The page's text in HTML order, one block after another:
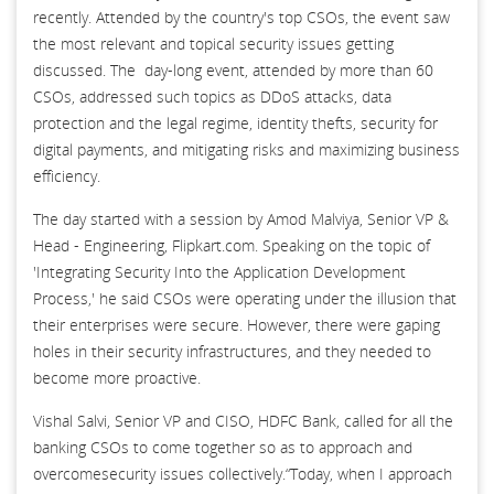
recently. Attended by the country's top CSOs, the event saw
the most relevant and topical security issues getting
discussed. The day-long event, attended by more than 60
CSOs, addressed such topics as DDoS attacks, data
protection and the legal regime, identity thefts, security for
digital payments, and mitigating risks and maximizing business
efficiency.
The day started with a session by Amod Malviya, Senior VP &
Head - Engineering, Flipkart.com. Speaking on the topic of
'Integrating Security Into the Application Development
Process,' he said CSOs were operating under the illusion that
their enterprises were secure. However, there were gaping
holes in their security infrastructures, and they needed to
become more proactive.
Vishal Salvi, Senior VP and CISO, HDFC Bank, called for all the
banking CSOs to come together so as to approach and
overcomesecurity issues collectively.“Today, when I approach